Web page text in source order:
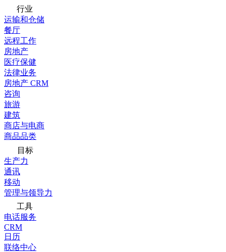
行业
运输和仓储
餐厅
远程工作
房地产
医疗保健
法律业务
房地产 CRM
咨询
旅游
建筑
商店与电商
商品品类
目标
生产力
通讯
移动
管理与领导力
工具
电话服务
CRM
日历
联络中心